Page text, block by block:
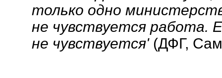
только одно
не чувствуется работа.
не чувствуется' (ДФГ,